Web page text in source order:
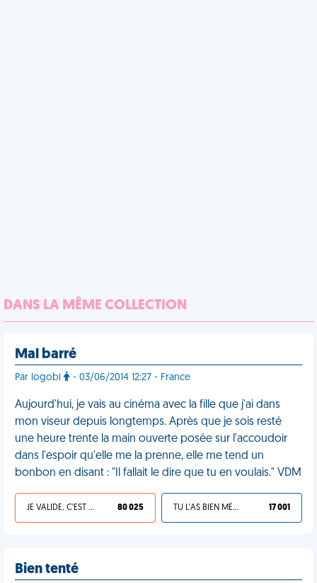
DANS LA MÊME COLLECTION
Mal barré
Par logobi - 03/06/2014 12:27 - France
Aujourd'hui, je vais au cinéma avec la fille que j'ai dans
mon viseur depuis longtemps. Après que je sois resté
une heure trente la main ouverte posée sur l'accoudoir
dans l'espoir qu'elle me la prenne, elle me tend un
bonbon en disant : "Il fallait le dire que tu en voulais." VDM
JE VALIDE, C'EST UNE VDM 80 025 TU L'AS BIEN MÉRITÉ 17 001
Bien tenté